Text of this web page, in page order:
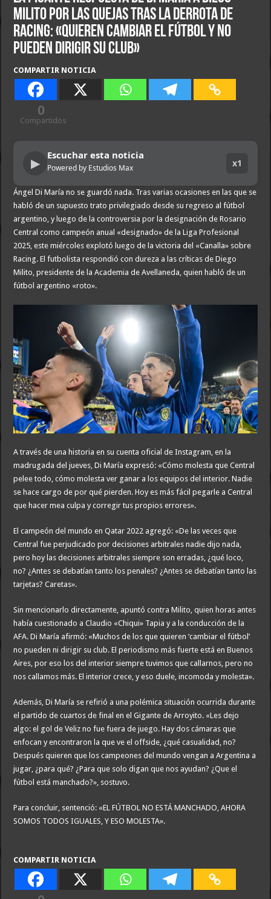
Milito por las quejas tras la derrota de
Racing: «Quieren cambiar el fútbol y no
pueden dirigir su club»
COMPARTIR NOTICIA
0
Compartidos
▶
Escuchar esta noticia
Powered by Estudios Max x1
Ángel Di María no se guardó nada. Tras varias ocasiones en las que se
habló de un supuesto trato privilegiado desde su regreso al fútbol
argentino, y luego de la controversia por la designación de Rosario
Central como campeón anual «designado» de la Liga Profesional
2025, este miércoles explotó luego de la victoria del «Canalla» sobre
Racing. El futbolista respondió con dureza a las críticas de Diego
Milito, presidente de la Academia de Avellaneda, quien habló de un
fútbol argentino «roto».
A través de una historia en su cuenta oficial de Instagram, en la
madrugada del jueves, Di María expresó: «Cómo molesta que Central
pelee todo, cómo molesta ver ganar a los equipos del interior. Nadie
se hace cargo de por qué pierden. Hoy es más fácil pegarle a Central
que hacer mea culpa y corregir tus propios errores».
El campeón del mundo en Qatar 2022 agregó: «De las veces que
Central fue perjudicado por decisiones arbitrales nadie dijo nada,
pero hoy las decisiones arbitrales siempre son erradas, ¿qué loco,
no? ¿Antes se debatían tanto los penales? ¿Antes se debatían tanto las
tarjetas? Caretas».
Sin mencionarlo directamente, apuntó contra Milito, quien horas antes
había cuestionado a Claudio «Chiqui» Tapia y a la conducción de la
AFA. Di María afirmó: «Muchos de los que quieren ‘cambiar el fútbol’
no pueden ni dirigir su club. El periodismo más fuerte está en Buenos
Aires, por eso los del interior siempre tuvimos que callarnos, pero no
nos callamos más. El interior crece, y eso duele, incomoda y molesta».
Además, Di María se refirió a una polémica situación ocurrida durante
el partido de cuartos de final en el Gigante de Arroyito. «Les dejo
algo: el gol de Veliz no fue fuera de juego. Hay dos cámaras que
enfocan y encontraron la que ve el offside, ¿qué casualidad, no?
Después quieren que los campeones del mundo vengan a Argentina a
jugar, ¿para qué? ¿Para que solo digan que nos ayudan? ¿Que el
fútbol está manchado?», sostuvo.
Para concluir, sentenció: «EL FÚTBOL NO ESTÁ MANCHADO, AHORA
SOMOS TODOS IGUALES, Y ESO MOLESTA».
COMPARTIR NOTICIA